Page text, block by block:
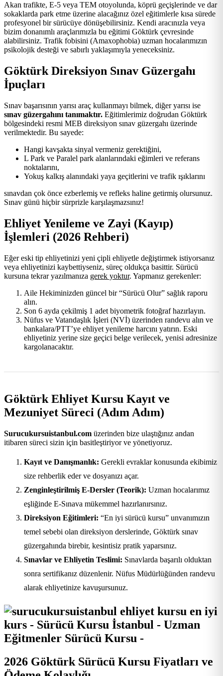
Akan trafikte, E-5 veya TEM otoyolunda, köprü geçişlerinde ve dar
sokaklarda park etme üzerine alacağınız özel eğitimlerle kısa sürede
profesyonel bir sürücüye dönüşebilirsiniz. Kendi aracınızla veya
bizim donanımlı araçlarımızla bu eğitimi Göktürk çevresinde
alabilirsiniz. Trafik fobisini (Amaxophobia) uzman hocalarımızın
psikolojik desteği ve sabırlı yaklaşımıyla yeneceksiniz.
Göktürk Direksiyon Sınav Güzergahı
İpuçları
Sınav başarısının yarısı araç kullanmayı bilmek, diğer yarısı ise
sınav güzergahını tanımaktır. Eğitimlerimiz doğrudan Göktürk
bölgesindeki resmi MEB direksiyon sınav güzergahı üzerinde
verilmektedir. Bu sayede:
Hangi kavşakta sinyal vermeniz gerektiğini,
L Park ve Paralel park alanlarındaki eğimleri ve referans
noktalarını,
Yokuş kalkış alanındaki yaya geçitlerini ve trafik ışıklarını
sınavdan çok önce ezberlemiş ve refleks haline getirmiş olursunuz.
Sınav günü hiçbir sürprizle karşılaşmazsınız!
Ehliyet Yenileme ve Zayi (Kayıp)
İşlemleri (2026 Rehberi)
Eğer eski tip ehliyetinizi yeni çipli ehliyetle değiştirmek istiyorsanız
veya ehliyetinizi kaybettiyseniz, süreç oldukça basittir. Sürücü
kursuna tekrar yazılmanıza gerek yoktur. Yapmanız gerekenler:
Aile Hekiminizden güncel bir “Sürücü Olur” sağlık raporu
alın.
Son 6 ayda çekilmiş 1 adet biyometrik fotoğraf hazırlayın.
Nüfus ve Vatandaşlık İşleri (NVİ) üzerinden randevu alın ve
bankalara/PTT’ye ehliyet yenileme harcını yatırın. Eski
ehliyetiniz yerine size geçici belge verilecek, yenisi adresinize
kargolanacaktır.
Göktürk Ehliyet Kursu Kayıt ve
Mezuniyet Süreci (Adım Adım)
Surucukursuistanbul.com üzerinden bize ulaştığınız andan
itibaren süreci sizin için basitleştiriyor ve yönetiyoruz.
Kayıt ve Danışmanlık: Gerekli evraklar konusunda ekibimiz
size rehberlik eder ve dosyanızı açar.
Zenginleştirilmiş E-Dersler (Teorik): Uzman hocalarımız
eşliğinde E-Sınava mükemmel hazırlanırsınız.
Direksiyon Eğitimleri: “En iyi sürücü kursu” unvanımızın
temel sebebi olan direksiyon derslerinde, Göktürk sınav
güzergahında birebir, kesintisiz pratik yaparsınız.
Sınavlar ve Ehliyetin Teslimi: Sınavlarda başarılı olduktan
sonra sertifikanız düzenlenir. Nüfus Müdürlüğünden randevu
alarak ehliyetinize kavuşursunuz.
2026 Göktürk Sürücü Kursu Fiyatları ve